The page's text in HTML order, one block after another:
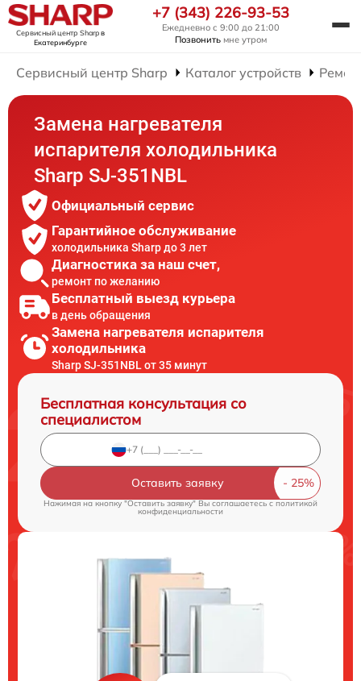
Сервисный центр Sharpв
Екатеринбурге
+7 (343) 226-93-53
Ежедневно с 9:00 до 21:00
Позвонить мне утром
Сервисный центр Sharp Каталог устройств
Замена нагревателя
испарителя холодильника
Sharp SJ-351NBL
Официальный сервис
Гарантийное обслуживание
холодильника Sharp до 3 лет
Диагностика за наш счет,
ремонт по желанию
Бесплатный выезд курьера
в день обращения
Замена нагревателя испарителя
холодильника
Sharp SJ-351NBL от 35 минут
Бесплатная консультация со
специалистом
Оставить заявку
Нажимая на кнопку "Оставить заявку" Вы соглашаетесь cполитикой
конфиденциальности